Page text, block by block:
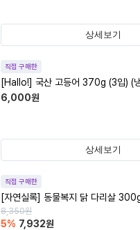
상세보기
직접 구매한
[Hallo!] 국산 고등어 370g (3입) (
6,000원
상세보기
직접 구매한
[자연실록] 동물복지 닭 다리살
8,350원
5% 7,932원